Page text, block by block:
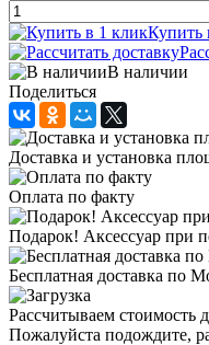
Купить
В наличии
Поделиться
Доставка и установка
Оплата по факту
Подарок! Аксессуар при
Бесплатная доставка по
Рассчитываем стоимость
Пожалуйста подождите,